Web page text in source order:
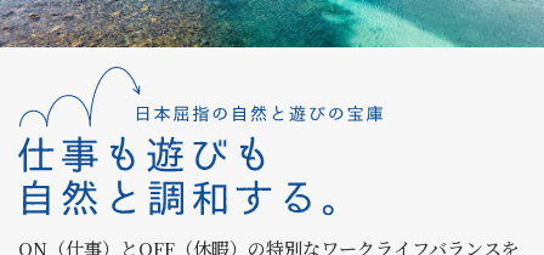
ON（仕事）とOFF（休暇）の特別なワークライフバランスを